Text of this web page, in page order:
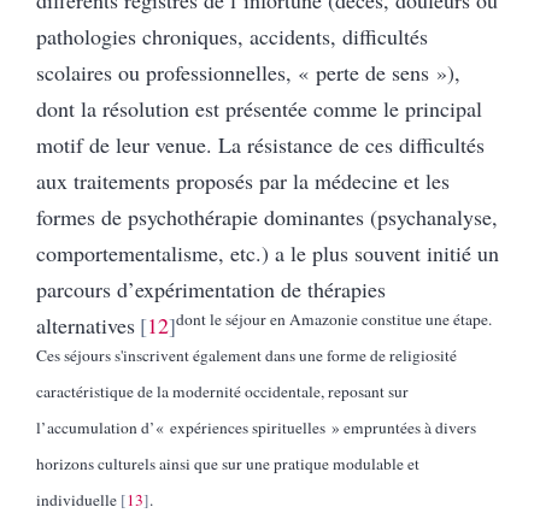
pathologies chroniques, accidents, difficultés
scolaires ou professionnelles, « perte de sens »),
dont la résolution est présentée comme le principal
motif de leur venue. La résistance de ces difficultés
aux traitements proposés par la médecine et les
formes de psychothérapie dominantes (psychanalyse,
comportementalisme, etc.) a le plus souvent initié un
parcours d’expérimentation de thérapies
alternatives 12 dont le séjour en Amazonie constitue une étape.
Ces séjours s'inscrivent également dans une forme de religiosité
caractéristique de la modernité occidentale, reposant sur
l’accumulation d’« expériences spirituelles » empruntées à divers
horizons culturels ainsi que sur une pratique modulable et
individuelle 13 .